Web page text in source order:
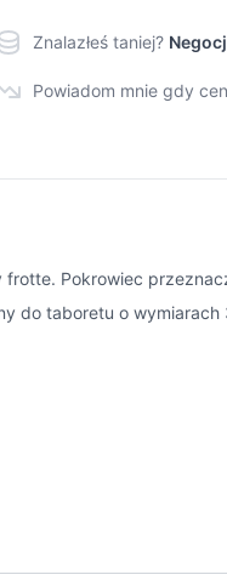
Znalazłeś taniej?
Powiadom mnie gdy
Pokrowiec
do taboretu o